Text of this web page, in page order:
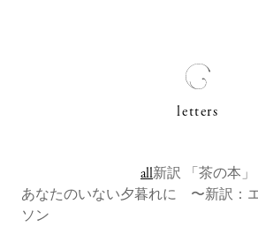
letters
all新訳 「茶の本」
あなたのいない夕暮れに 〜新訳：
ソン